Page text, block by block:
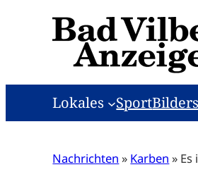
Lokales Sport
Nachrichten » Karben » Es